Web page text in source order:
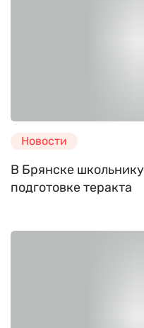
Новости
В Брянске
подготовке теракта